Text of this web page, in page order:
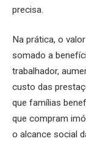
precisa.
Na prática, o
somado a
trabalhador,
custo das
que famílias
que compram
o alcance social